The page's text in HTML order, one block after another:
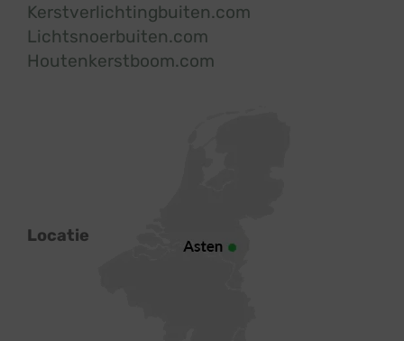
Kerstverlichtingbuiten.com
Lichtsnoerbuiten.com
Houtenkerstboom.com
Locatie